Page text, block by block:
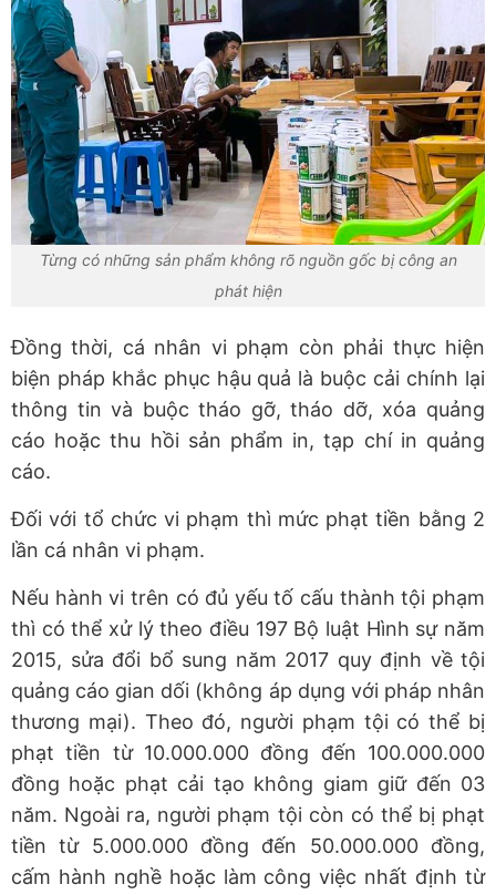
Từng có những sản phẩm không rõ nguồn gốc bị công an
phát hiện
Đồng thời, cá nhân vi phạm còn phải thực hiện
biện pháp khắc phục hậu quả là buộc cải chính lại
thông tin và buộc tháo gỡ, tháo dỡ, xóa quảng
cáo hoặc thu hồi sản phẩm in, tạp chí in quảng
cáo.
Đối với tổ chức vi phạm thì mức phạt tiền bằng 2
lần cá nhân vi phạm.
Nếu hành vi trên có đủ yếu tố cấu thành tội phạm
thì có thể xử lý theo điều 197 Bộ luật Hình sự năm
2015, sửa đổi bổ sung năm 2017 quy định về tội
quảng cáo gian dối (không áp dụng với pháp nhân
thương mại). Theo đó, người phạm tội có thể bị
phạt tiền từ 10.000.000 đồng đến 100.000.000
đồng hoặc phạt cải tạo không giam giữ đến 03
năm. Ngoài ra, người phạm tội còn có thể bị phạt
tiền từ 5.000.000 đồng đến 50.000.000 đồng,
cấm hành nghề hoặc làm công việc nhất định từ